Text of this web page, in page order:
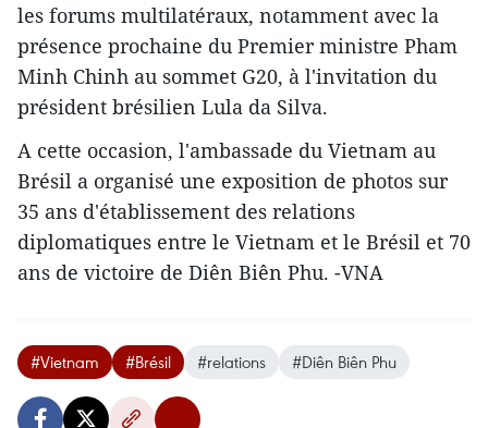
les forums multilatéraux, notamment avec la
présence prochaine du Premier ministre Pham
Minh Chinh au sommet G20, à l'invitation du
président brésilien Lula da Silva.
A cette occasion, l'ambassade du Vietnam au
Brésil a organisé une exposition de photos sur
35 ans d'établissement des relations
diplomatiques entre le Vietnam et le Brésil et 70
ans de victoire de Diên Biên Phu. -VNA
#Vietnam #Brésil #relations #Diên Biên Phu